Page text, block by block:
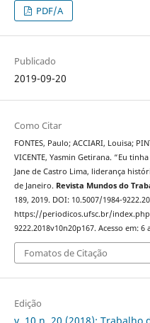
PDF/A
Publicado
2019-09-20
Como Citar
FONTES, Paulo; ACCIARI, Louisa;
VICENTE, Yasmin Getirana. “Eu
Jane de Castro Lima, liderança
de Janeiro. Revista Mundos do
189, 2019. DOI: 10.5007/1984-
https://periodicos.ufsc.br/
9222.2018v10n20p167. Acesso em: 6
Fomatos de Citação
Edição